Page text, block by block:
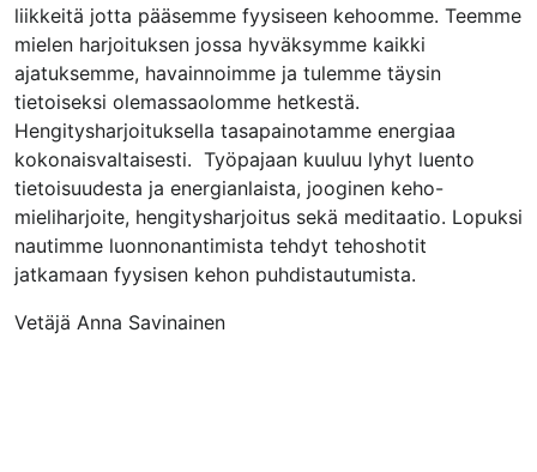
liikkeitä jotta pääsemme fyysiseen kehoomme. Teemme
mielen harjoituksen jossa hyväksymme kaikki
ajatuksemme, havainnoimme ja tulemme täysin
tietoiseksi olemassaolomme hetkestä.
Hengitysharjoituksella tasapainotamme energiaa
kokonaisvaltaisesti. Työpajaan kuuluu lyhyt luento
tietoisuudesta ja energianlaista, jooginen keho-
mieliharjoite, hengitysharjoitus sekä meditaatio. Lopuksi
nautimme luonnonantimista tehdyt tehoshotit
jatkamaan fyysisen kehon puhdistautumista.
Vetäjä Anna Savinainen